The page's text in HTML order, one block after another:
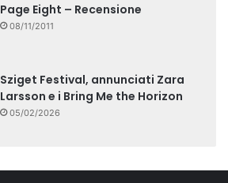
Page Eight – Recensione
08/11/2011
Sziget Festival, annunciati Zara
Larsson e i Bring Me the Horizon
05/02/2026